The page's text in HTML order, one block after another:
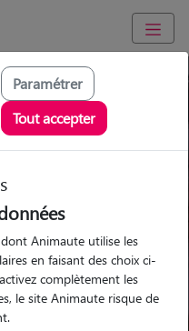
idéal !
Ville
Paramétrer
Tout accepter
Animaute utilise les
en faisant des choix ci-
complètement les
le site Animaute risque de